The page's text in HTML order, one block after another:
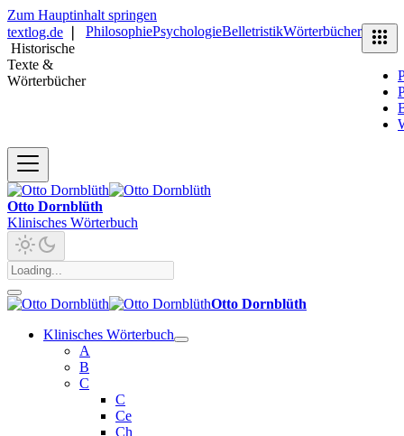
Zum Hauptinhalt springen
textlog.de
Historische
Texte &
Wörterbücher
PhilosophiePsychologieBelletristikWörterbücher
Otto Dornblüth
Klinisches Wörterbuch
Otto Dornblüth
Klinisches Wörterbuch
A
B
C
C
Ce
Ch